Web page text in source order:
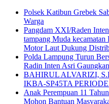
Polsek Katibun Grebek
Warga
Pangdam XXI/Raden
tampang Muda kecamatan
Motor Laut Dukung
Polda Lampung Turun
Radin Inten Asri
BAHIRUL ALVARIZI,
IKBA-SP45TA PERIODE
Anak Perempuan 11
Mohon Bantuan